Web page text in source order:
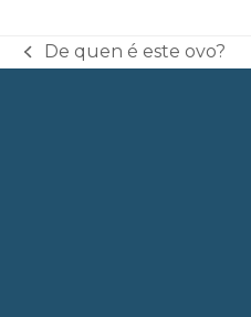
previous
De quen é este ovo?